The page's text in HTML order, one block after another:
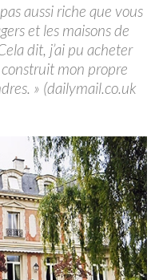
aussi riche que vous
et les maisons de
dit, j’ai pu acheter
construit mon propre
» (dailymail.co.uk